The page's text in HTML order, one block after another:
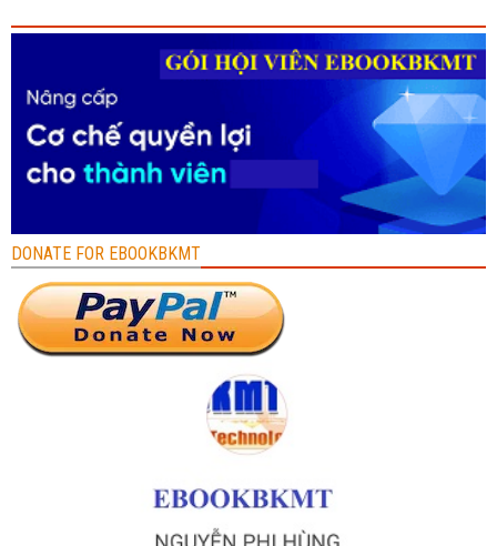
DONATE FOR EBOOKBKMT